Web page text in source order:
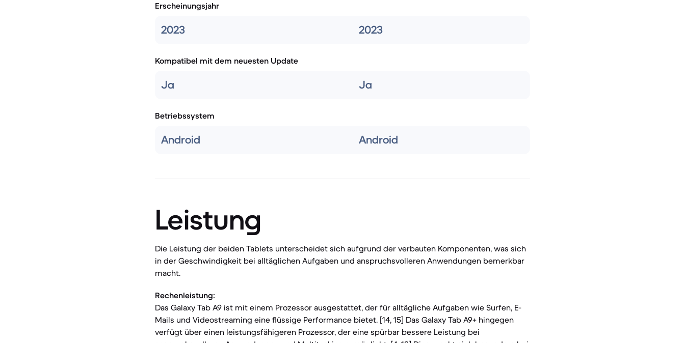
Erscheinungsjahr
2023 2023
Kompatibel mit dem neuesten Update
Ja Ja
Betriebssystem
Android Android
Leistung
Die Leistung der beiden Tablets unterscheidet sich aufgrund der verbauten Komponenten, was sich
in der Geschwindigkeit bei alltäglichen Aufgaben und anspruchsvolleren Anwendungen bemerkbar
macht.
Rechenleistung:
Das Galaxy Tab A9 ist mit einem Prozessor ausgestattet, der für alltägliche Aufgaben wie Surfen, E-
Mails und Videostreaming eine flüssige Performance bietet. [14, 15] Das Galaxy Tab A9+ hingegen
verfügt über einen leistungsfähigeren Prozessor, der eine spürbar bessere Leistung bei